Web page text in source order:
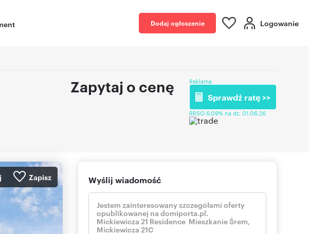
Dodaj ogłoszenie Logowanie
Zapytaj o cenę Reklama
Sprawdź ratę >>
RRSO 6,09% na dz. 01.06.26
Zapisz Wyślij wiadomość